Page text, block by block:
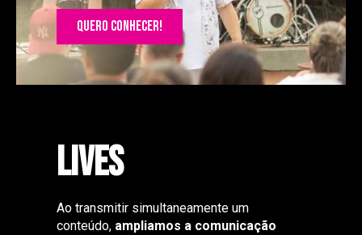
QUERO CONHECER!
LIVES
Ao transmitir simultaneamente um
conteúdo, ampliamos a comunicação